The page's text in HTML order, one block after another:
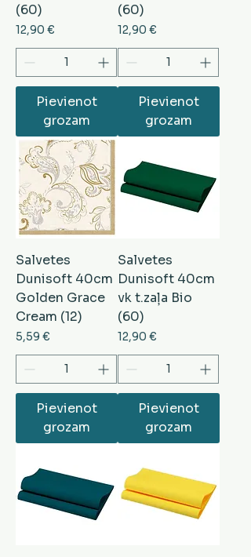
(60)
Cena
12,90 €
Pievienot
grozam
(60)
Cena
12,90 €
Pievienot
grozam
Salvetes
Dunisoft 40cm
Golden Grace
Cream (12)
Cena
5,59 €
Pievienot
grozam
Salvetes
Dunisoft 40cm
vk t.zaļa Bio
(60)
Cena
12,90 €
Pievienot
grozam